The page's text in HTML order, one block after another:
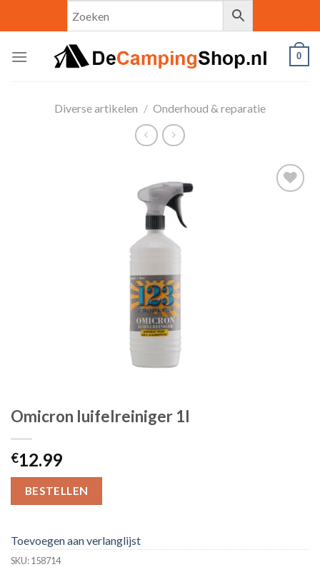
0
Diverse artikelen / Onderhoud & reparatie
Omicron luifelreiniger 1l
€12.99
BESTELLEN
Toevoegen aan verlanglijst
SKU:158714